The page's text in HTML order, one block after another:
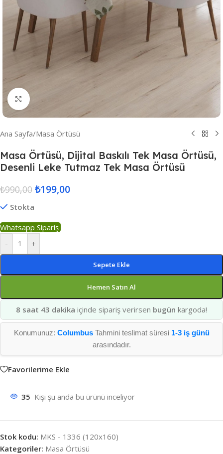
Resmi Büyüt
Ana Sayfa/Masa Örtüsü
Masa Örtüsü, Dijital Baskılı Tek Masa Örtüsü,
Desenli Leke Tutmaz Tek Masa Örtüsü
₺990,00 ₺199,00
Stokta
Whatsapp Sipariş
-
+
Sepete Ekle
Hemen Satın Al
8 saat 43 dakika içinde sipariş verirsen bugün kargoda!
Konumunuz: ColumbusTahmini teslimat süresi 1-3 iş günü
arasındadır.
Favorilerime Ekle
35 Kişi şu anda bu ürünü inceliyor
Stok kodu: MKS - 1336 (120x160)
Kategoriler: Masa Örtüsü